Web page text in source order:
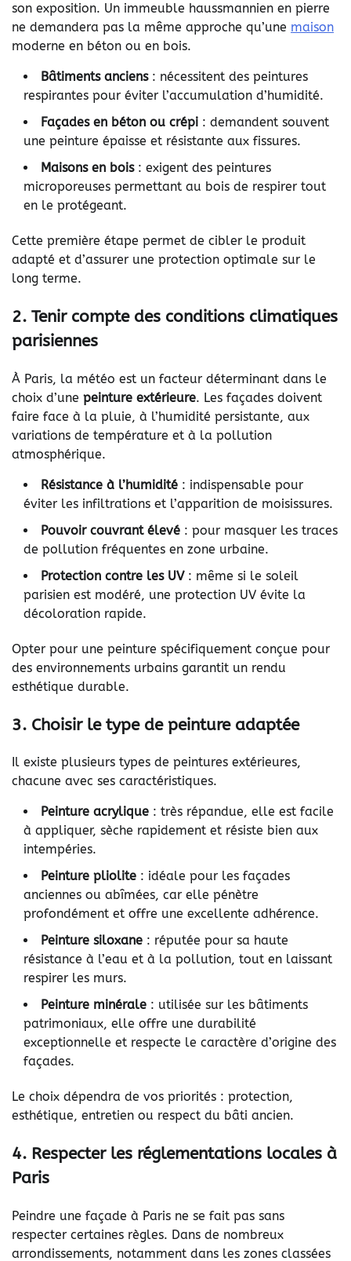
son exposition. Un immeuble haussmannien en pierre
ne demandera pas la même approche qu’une maison
moderne en béton ou en bois.
Bâtiments anciens: nécessitent des peintures
respirantes pour éviter l’accumulation d’humidité.
Façades en béton ou crépi : demandent souvent
une peinture épaisse et résistante aux fissures.
Maisons en bois: exigent des peintures
microporeuses permettant au bois de respirer tout
en le protégeant.
Cette première étape permet de cibler le produit
adapté et d’assurer une protection optimale sur le
long terme.
2. Tenir compte des conditions climatiques
parisiennes
À Paris, la météo est un facteur déterminant dans le
choix d’une peinture extérieure. Les façades doivent
faire face à la pluie, à l’humidité persistante, aux
variations de température et à la pollution
atmosphérique.
Résistance à l’humidité : indispensable pour
éviter les infiltrations et l’apparition de moisissures.
Pouvoir couvrant élevé : pour masquer les traces
de pollution fréquentes en zone urbaine.
Protection contre les UV: même si le soleil
parisien est modéré, une protection UV évite la
décoloration rapide.
Opter pour une peinture spécifiquement conçue pour
des environnements urbains garantit un rendu
esthétique durable.
3. Choisir le type de peinture adaptée
Il existe plusieurs types de peintures extérieures,
chacune avec ses caractéristiques.
Peinture acrylique : très répandue, elle est facile
à appliquer, sèche rapidement et résiste bien aux
intempéries.
Peinture pliolite : idéale pour les façades
anciennes ou abîmées, car elle pénètre
profondément et offre une excellente adhérence.
Peinture siloxane : réputée pour sa haute
résistance à l’eau et à la pollution, tout en laissant
respirer les murs.
Peinture minérale : utilisée sur les bâtiments
patrimoniaux, elle offre une durabilité
exceptionnelle et respecte le caractère d’origine des
façades.
Le choix dépendra de vos priorités : protection,
esthétique, entretien ou respect du bâti ancien.
4. Respecter les réglementations locales à
Paris
Peindre une façade à Paris ne se fait pas sans
respecter certaines règles. Dans de nombreux
arrondissements, notamment dans les zones classées